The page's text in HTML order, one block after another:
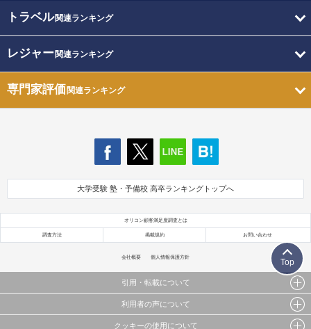
トラベル関連ランキング
レジャー関連ランキング
専門家評価関連ランキング
大学受験 塾・予備校 高卒ランキングトップへ
オリコン顧客満足度調査とは
調査方法 掲載規約 お問い合わせ
会社概要 個人情報保護方針
引用・転載について
当サイトで公開されている情報（文字、写真、イラスト、画像データ等）及びこれらの配置・
利用者の声について
クッキーの使用について
Top